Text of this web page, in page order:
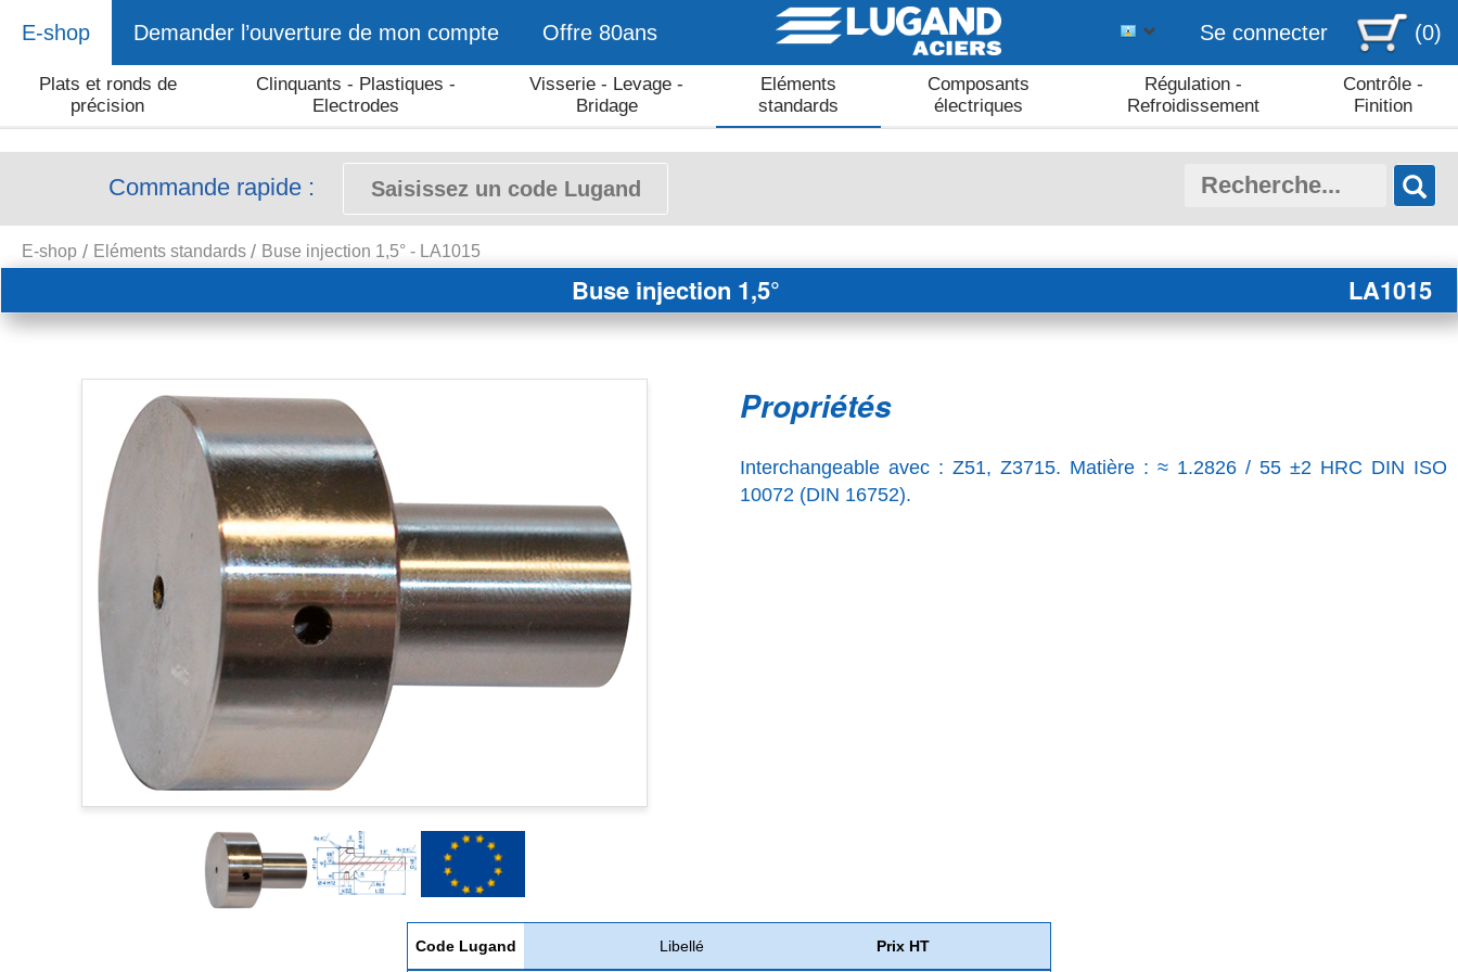
E-shop Demander l’ouverture de mon compte Offre 80ans Se connecter (0)
Plats et ronds de
précision
Clinquants - Plastiques -
Electrodes
Visserie - Levage -
Bridage
Eléments
standards
Composants
électriques
Régulation -
Refroidissement
Contrôle -
Finition
Commande rapide :
E-shop Eléments standards Buse injection 1,5° - LA1015
Buse injection 1,5° LA1015
Propriétés
Interchangeable avec : Z51, Z3715. Matière : ≈ 1.2826 / 55 ±2 HRC DIN ISO
10072 (DIN 16752).
Code Lugand Libellé Prix HT